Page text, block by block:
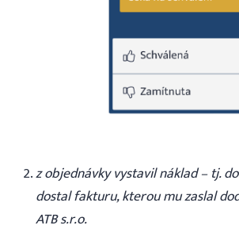
z objednávky vystavil náklad – tj.
dostal fakturu, kterou mu zaslal
ATB s.r.o.